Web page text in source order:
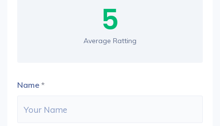
5
Average Ratting
Name *